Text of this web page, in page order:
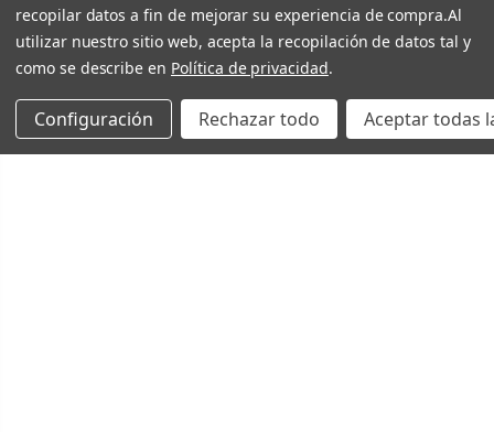
recopilar datos a fin de mejorar su experiencia de compra.Al
utilizar nuestro sitio web, acepta la recopilación de datos tal y
como se describe en Política de privacidad.
Configuración Rechazar todo Aceptar todas